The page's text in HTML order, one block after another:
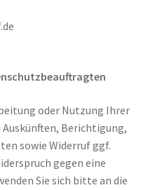
oder Nutzung Ihrer
Berichtigung,
sowie Widerruf ggf.
gegen eine
Sie sich bitte an die